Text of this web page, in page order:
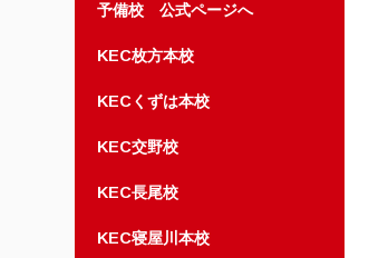
予備校 公式ページへ
KEC枚方本校
KECくずは本校
KEC交野校
KEC長尾校
KEC寝屋川本校